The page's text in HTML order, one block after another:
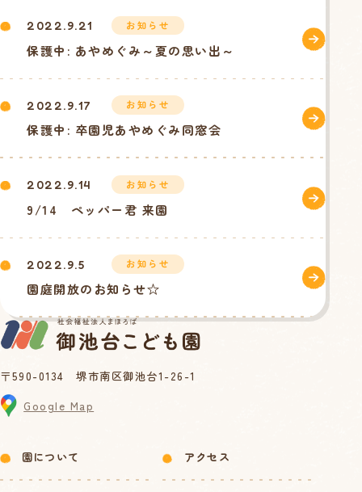
2022.9.21 お知らせ
保護中: あやめぐみ～夏の思い出～
2022.9.17 お知らせ
保護中: 卒園児あやめぐみ同窓会
2022.9.14 お知らせ
9/14 ペッパー君 来園
2022.9.5 お知らせ
園庭開放のお知らせ☆
〒590-0134 堺市南区御池台1-26-1
Google Map
園について アクセス